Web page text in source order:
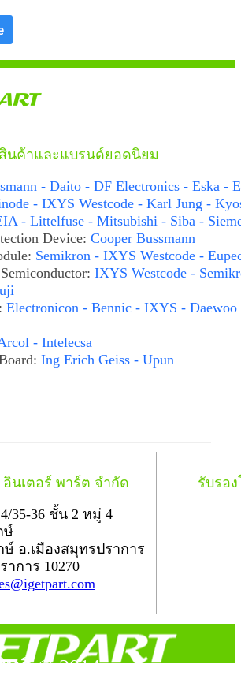
นค้าและแบรนด์ยอดนิยม
- Daito - DF Electronics - Eska -
- IXYS Westcode - Karl Jung -
- Littelfuse - Mitsubishi - Siba -
Device: Cooper Bussmann
Semikron - IXYS Westcode -
IXYS Westcode -
Electronicon - Bennic - IXYS - Daewoo
- Intelecsa
Ing Erich Geiss - Upun
นเตอร์ พาร์ต จำกัด
35-36 ชั้น 2 หมู่ 4
ษ์
ษ์ อ.เมืองสมุทรปราการ
การ 10270
รับรอ
ธิ์ © 2014